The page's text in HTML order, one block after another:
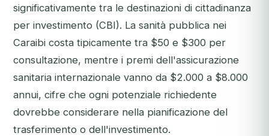
significativamente tra le destinazioni di cittadinanza
per investimento (CBI). La sanità pubblica nei
Caraibi costa tipicamente tra $50 e $300 per
consultazione, mentre i premi dell'assicurazione
sanitaria internazionale vanno da $2.000 a $8.000
annui, cifre che ogni potenziale richiedente
dovrebbe considerare nella pianificazione del
trasferimento o dell'investimento.